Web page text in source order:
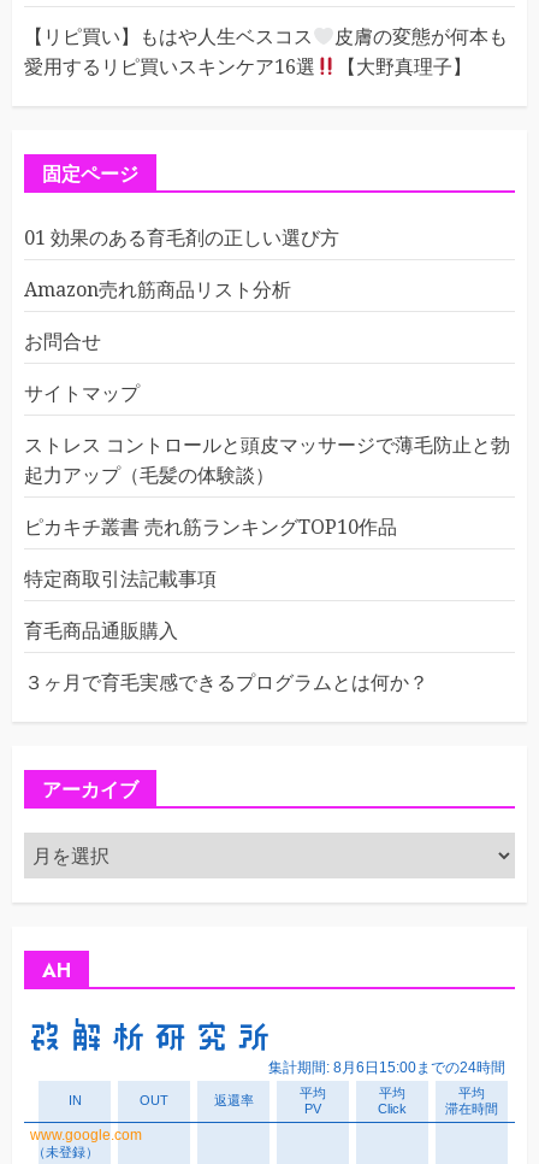
【リピ買い】もはや人生ベスコス
皮膚の変態が何本も
愛用するリピ買いスキンケア16選
【大野真理子】
固定ページ
01 効果のある育毛剤の正しい選び方
Amazon売れ筋商品リスト分析
お問合せ
サイトマップ
ストレス コントロールと頭皮マッサージで薄毛防止と勃
起力アップ（毛髪の体験談）
ピカキチ叢書 売れ筋ランキングTOP10作品
特定商取引法記載事項
育毛商品通販購入
３ヶ月で育毛実感できるプログラムとは何か？
アーカイブ
ア
ー
カ
AH